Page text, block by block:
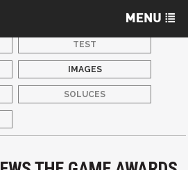
TEST
IMAGES
SOLUCES